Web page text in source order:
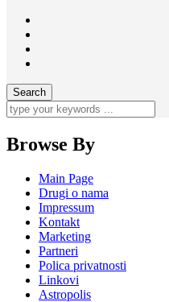
Browse By
Main Page
Drugi o nama
Impressum
Kontakt
Marketing
Partneri
Polica privatnosti
Linkovi
Astropolis